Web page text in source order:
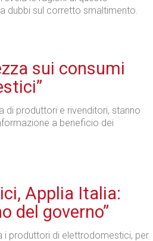
dubbi sul corretto smaltimento.
sui consumi
di produttori e rivenditori, stanno
a beneficio dei
Applia Italia:
del governo”
i produttori di elettrodomestici, per